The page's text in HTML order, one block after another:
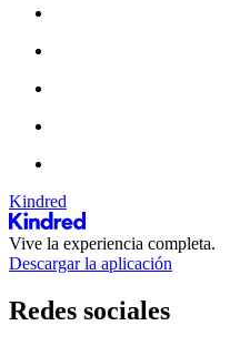
Kindred
Vive la experiencia completa.
Descargar la aplicación
Redes sociales